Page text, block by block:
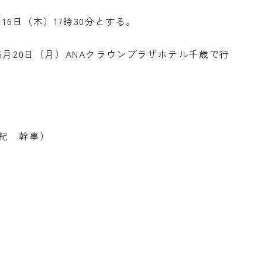
日（木）17時30分とする。
20日（月）ANAクラウンプラザホテル千歳で行
幹事）